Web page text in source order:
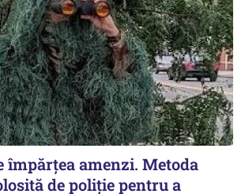
împărțea amenzi. Metoda
de poliție pentru a